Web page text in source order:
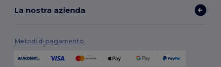
La nostra azienda
Metodi di pagamento